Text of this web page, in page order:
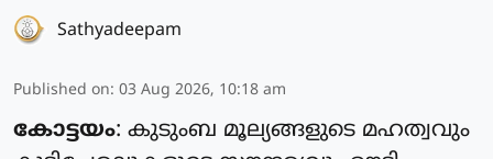
Sathyadeepam
Published on: 03 Aug 2026, 10:18 am
കോട്ടയം: കുടുംബ മൂല്യങ്ങളുടെ മഹത്വവും